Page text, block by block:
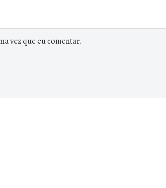
vez que eu comentar.